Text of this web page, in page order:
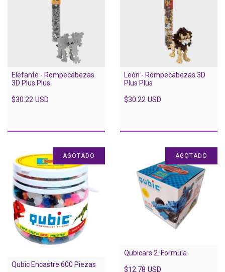
Elefante - Rompecabezas
3D Plus Plus
$30.22 USD
León - Rompecabezas 3D
Plus Plus
$30.22 USD
AGOTADO
Qubic Encastre 600 Piezas
AGOTADO
Qubicars 2. Formula
$12.78 USD